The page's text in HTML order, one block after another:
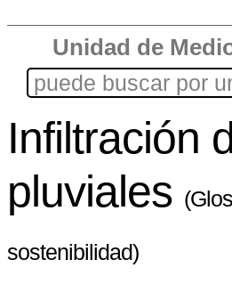
Unidad de
Infiltración
pluviales
sostenibilidad)